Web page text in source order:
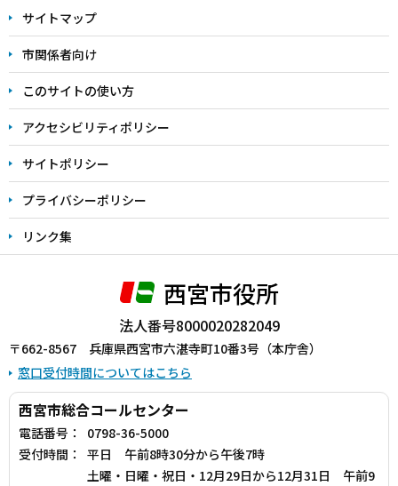
こ
こ
ま
で
サイトマップ
市関係者向け
このサイトの使い方
アクセシビリティポリシー
サイトポリシー
プライバシーポリシー
リンク集
西宮市役所
法人番号8000020282049
〒662-8567 兵庫県西宮市六湛寺町10番3号（本庁舎）
窓口受付時間についてはこちら
西宮市総合コールセンター
電話番号：
0798-36-5000
受付時間：
平日 午前8時30分から午後7時
土曜・日曜・祝日・12月29日から12月31日 午前9